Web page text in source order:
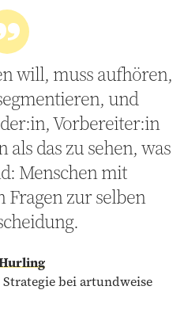
will, muss aufhören,
und
Vorbereiter:in
das zu sehen, was
Menschen mit
zur selben
bei artundweise